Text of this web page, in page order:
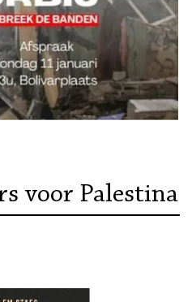
voor Palestina